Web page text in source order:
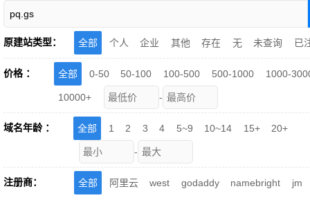
原建站类型： 全部 个人 企业 其他 存在 无 未查询 已
价格 ： 全部 0-50 50-100 100-500 500-1000 1000-
10000+ -
域名年龄 ： 全部 1 2 3 4 5~9 10~14 15+ 20+
-
注册商： 全部 阿里云 west godaddy namebright jm